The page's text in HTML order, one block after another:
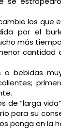
los que
por el
más
cantidad
o bebidas
de “larga
para su
ponga en la